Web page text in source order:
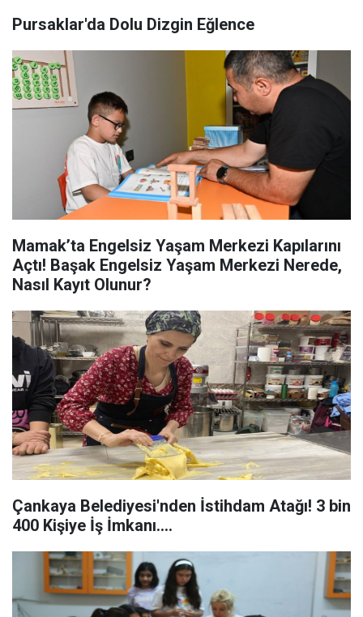
Pursaklar'da Dolu Dizgin Eğlence
Mamak’ta Engelsiz Yaşam Merkezi Kapılarını
Açtı! Başak Engelsiz Yaşam Merkezi Nerede,
Nasıl Kayıt Olunur?
Çankaya Belediyesi'nden İstihdam Atağı! 3 bin
400 Kişiye İş İmkanı....